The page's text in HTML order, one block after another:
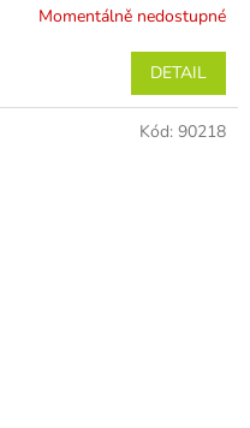
Momentálně nedostupné
DETAIL
Kód: 90218